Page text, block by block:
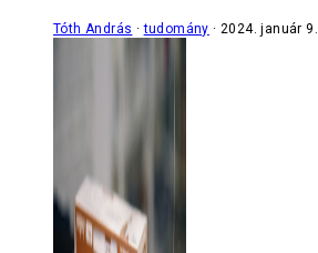
Tóth András tudomány 2024. január 9.